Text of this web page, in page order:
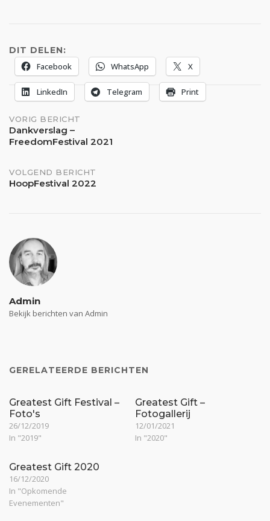
DIT DELEN:
Facebook
WhatsApp X
LinkedIn Telegram Print
Bericht
navigatie
VORIG BERICHT
Dankverslag –
FreedomFestival 2021
VOLGEND BERICHT
HoopFestival 2022
Admin
Bekijk berichten van Admin
GERELATEERDE BERICHTEN
Greatest Gift Festival –
Foto's
26/12/2019
In "2019"
Greatest Gift –
Fotogallerij
12/01/2021
In "2020"
Greatest Gift 2020
16/12/2020
In "Opkomende
Evenementen"